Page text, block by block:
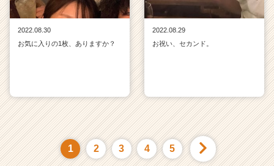
2022.08.30
お気に入りの1枚、ありますか？
2022.08.29
お祝い、セカンド。
1 2 3 4 5